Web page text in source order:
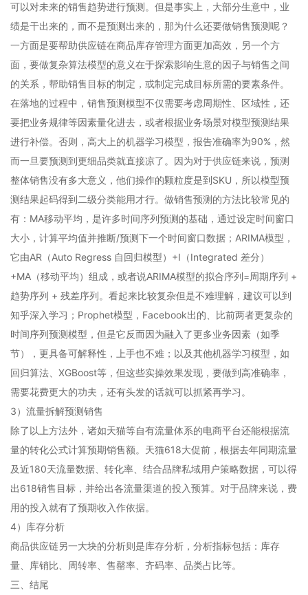
可以对未来的销售趋势进行预测。但是事实上，大部分生意中，业
绩是干出来的，而不是预测出来的，那为什么还要做销售预测呢？
一方面是要帮助供应链在商品库存管理方面更加高效，另一个方
面，要做复杂算法模型的意义在于探索影响生意的因子与销售之间
的关系，帮助销售目标的制定，或制定完成目标所需的要素条件。
在落地的过程中，销售预测模型不仅需要考虑周期性、区域性，还
要把业务规律等因素量化进去，或者根据业务场景对模型预测结果
进行补偿。否则，高大上的机器学习模型，报告准确率为90%，然
而一旦要预测到更细品类就直接凉了。因为对于供应链来说，预测
整体销售没有多大意义，他们操作的颗粒度是到SKU，所以模型预
测结果起码得到二级分类能用才行。做销售预测的方法比较常见的
有：MA移动平均，是许多时间序列预测的基础，通过设定时间窗口
大小，计算平均值并推断/预测下一个时间窗口数据；ARIMA模型，
它由AR（Auto Regress 自回归模型）+I（Integrated 差分）
+MA（移动平均）组成，或者说ARIMA模型的拟合序列=周期序列 +
趋势序列 + 残差序列。看起来比较复杂但是不难理解，建议可以到
知乎深入学习；Prophet模型，Facebook出的、比前两者更复杂的
时间序列预测模型，但是它反而因为融入了更多业务因素（如季
节），更具备可解释性，上手也不难；以及其他机器学习模型，如
回归算法、XGBoost等，但这些实操效果发现，要做到高准确率，
需要花费更大的功夫，还有头发的话就可以抓紧再学习。
3）流量拆解预测销售
除了以上方法外，诸如天猫等自有流量体系的电商平台还能根据流
量的转化公式计算预期销售额。天猫618大促前，根据去年同期流量
及近180天流量数据、转化率、结合品牌私域用户策略数据，可以得
出618销售目标，并给出各流量渠道的投入预算。对于品牌来说，费
用的投入就有了预期收入作依据。
4）库存分析
商品供应链另一大块的分析则是库存分析，分析指标包括：库存
量、库销比、周转率、售罄率、齐码率、品类占比等。
三、结尾